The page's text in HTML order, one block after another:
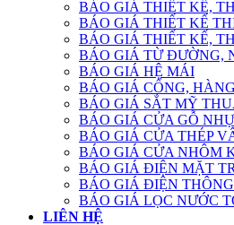
BÁO GIÁ THIẾT KẾ,
BÁO GIÁ THIẾT KẾ
BÁO GIÁ THIẾT KẾ,
BÁO GIÁ TỪ ĐƯỜNG,
BÁO GIÁ HỆ MÁI
BÁO GIÁ CỔNG,
BÁO GIÁ SẮT MỸ
BÁO GIÁ CỬA GỖ
BÁO GIÁ CỬA THÉP
BÁO GIÁ CỬA NHÔM
BÁO GIÁ ĐIỆN MẶT
BÁO GIÁ ĐIỆN
BÁO GIÁ LỌC NƯỚC
LIÊN HỆ